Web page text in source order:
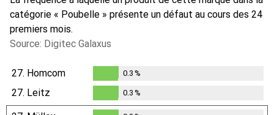
catégorie « Poubelle » présente un défaut au cours des 24
premiers mois.
Source: Digitec Galaxus
27. Homcom
0.3%
0.3 %
27. Leitz
0.3%
0.3 %